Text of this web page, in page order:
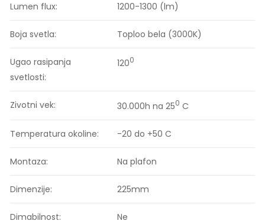
Lumen flux: 1200-1300 (lm)
Boja svetla: Toploo bela (3000K)
Ugao rasipanja
svetlosti:
1200
Zivotni vek: 30.000h na 250 C
Temperatura okoline: -20 do +50 C
Montaza: Na plafon
Dimenzije: 225mm
Dimabilnost: Ne